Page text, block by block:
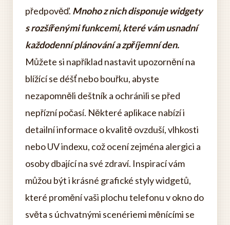
předpověď. Mnoho z nich disponuje widgety
s rozšířenými funkcemi, které vám usnadní
každodenní plánování a zpříjemní den.
Můžete si například nastavit upozornění na
blížící se déšť nebo bouřku, abyste
nezapomněli deštník a ochránili se před
nepřízní počasí. Některé aplikace nabízí i
detailní informace o kvalitě ovzduší, vlhkosti
nebo UV indexu, což ocení zejména alergici a
osoby dbající na své zdraví. Inspirací vám
můžou být i krásné grafické styly widgetů,
které promění vaši plochu telefonu v okno do
světa s úchvatnými scenériemi měnícími se